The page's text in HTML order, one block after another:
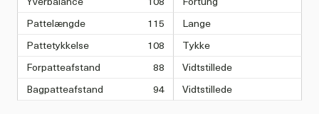
Pattelængde
115
Lange
Pattetykkelse
108
Tykke
Forpatteafstand
88
Vidtstillede
Bagpatteafstand
94 Vidtstillede